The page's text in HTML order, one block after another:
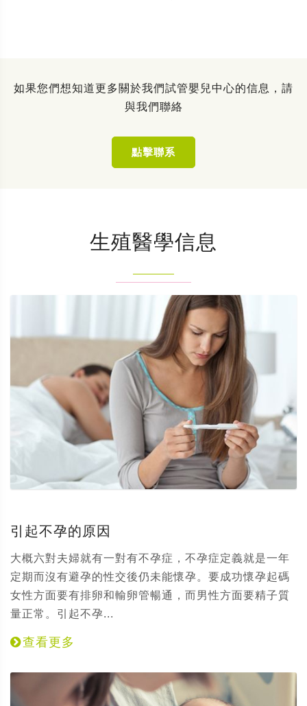
如果您們想知道更多關於我們試管嬰兒中心的信息，請
與我們聯絡
點擊聯系
生殖醫學信息
引起不孕的原因
大概六對夫婦就有一對有不孕症，不孕症定義就是一年
定期而沒有避孕的性交後仍未能懷孕。要成功懷孕起碼
女性方面要有排卵和輸卵管暢通，而男性方面要精子質
量正常。引起不孕...
查看更多